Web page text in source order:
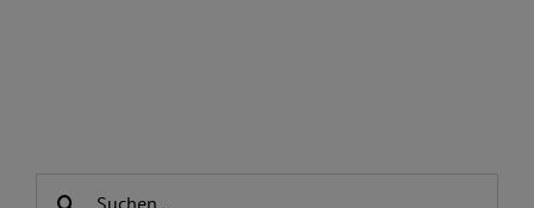
Suche